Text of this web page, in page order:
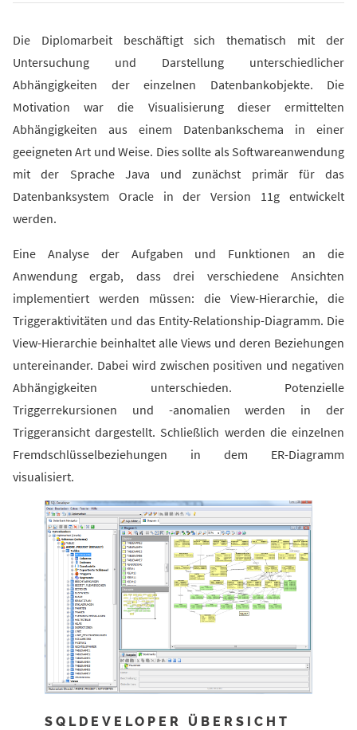
Die Diplomarbeit beschäftigt sich thematisch mit der
Untersuchung und Darstellung unterschiedlicher
Abhängigkeiten der einzelnen Datenbankobjekte. Die
Motivation war die Visualisierung dieser ermittelten
Abhängigkeiten aus einem Datenbankschema in einer
geeigneten Art und Weise. Dies sollte als Softwareanwendung
mit der Sprache Java und zunächst primär für das
Datenbanksystem Oracle in der Version 11g entwickelt
werden.
Eine Analyse der Aufgaben und Funktionen an die
Anwendung ergab, dass drei verschiedene Ansichten
implementiert werden müssen: die View-Hierarchie, die
Triggeraktivitäten und das Entity-Relationship-Diagramm. Die
View-Hierarchie beinhaltet alle Views und deren Beziehungen
untereinander. Dabei wird zwischen positiven und negativen
Abhängigkeiten unterschieden. Potenzielle
Triggerrekursionen und -anomalien werden in der
Triggeransicht dargestellt. Schließlich werden die einzelnen
Fremdschlüsselbeziehungen in dem ER-Diagramm
visualisiert.
SQLDEVELOPER ÜBERSICHT